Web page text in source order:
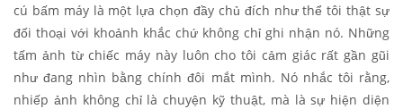
cú bấm máy là một lựa chọn đầy chủ đích như thể tôi thật sự
đối thoại với khoảnh khắc chứ không chỉ ghi nhận nó. Những
tấm ảnh từ chiếc máy này luôn cho tôi cảm giác rất gần gũi
như đang nhìn bằng chính đôi mắt mình. Nó nhắc tôi rằng,
nhiếp ảnh không chỉ là chuyện kỹ thuật, mà là sự hiện diện